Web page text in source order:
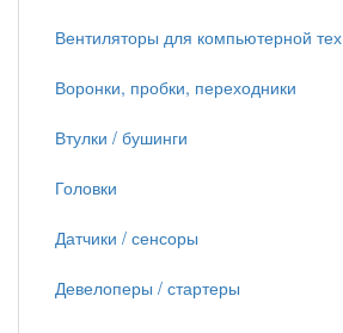
Вентиляторы для компьютерной тех
Воронки, пробки, переходники
Втулки / бушинги
Головки
Датчики / сенсоры
Девелоперы / стартеры